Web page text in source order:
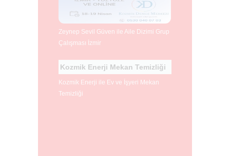
Zeynep Sevil Güven ile Aile Dizimi Grup
Çalışması İzmir
Kozmik Enerji Mekan Temizliği
Kozmik Enerji ile Ev ve İşyeri Mekan
Temizliği